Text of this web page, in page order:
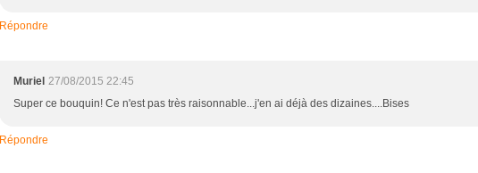
Répondre
Muriel 27/08/2015 22:45
Super ce bouquin! Ce n'est pas très raisonnable...j'en ai déjà des dizaines....Bises
Répondre